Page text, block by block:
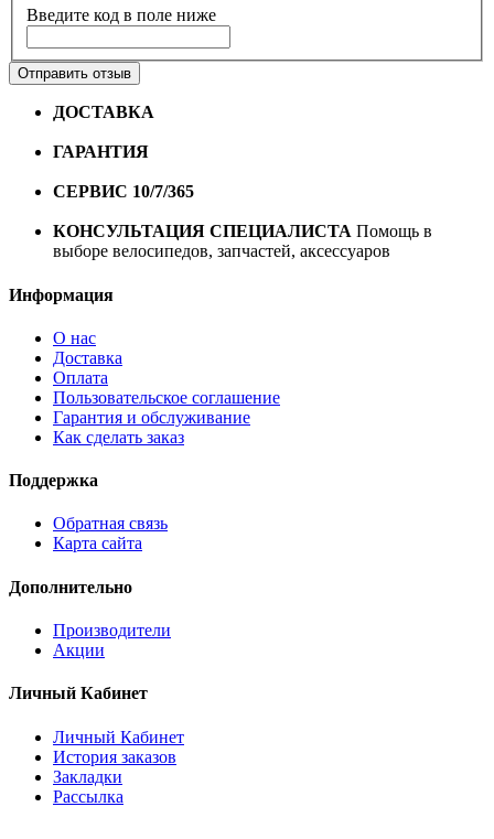
Введите код в поле ниже
Отправить отзыв
ДОСТАВКА
ГАРАНТИЯ
СЕРВИС 10/7/365
КОНСУЛЬТАЦИЯ СПЕЦИАЛИСТА Помощь в
выборе велосипедов, запчастей, аксессуаров
Информация
О нас
Доставка
Оплата
Пользовательское соглашение
Гарантия и обслуживание
Как сделать заказ
Поддержка
Обратная связь
Карта сайта
Дополнительно
Производители
Акции
Личный Кабинет
Личный Кабинет
История заказов
Закладки
Рассылка